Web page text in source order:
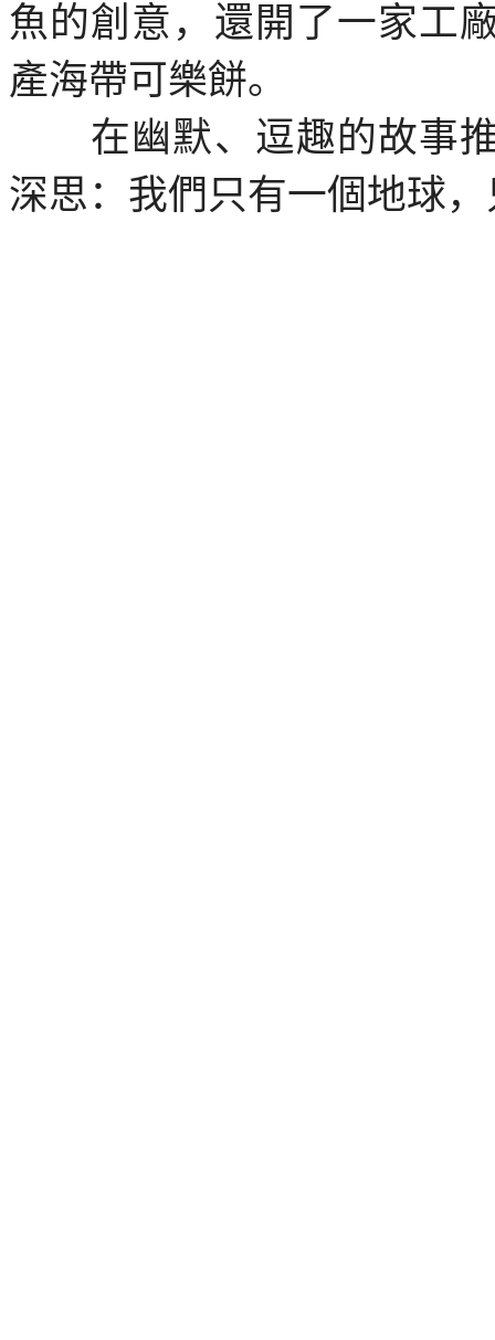
魚的創意，還開了一家工
產海帶可樂餅。
在幽默、逗趣的故事推
深思：我們只有一個地球